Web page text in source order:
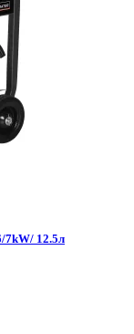
7kW/ 12.5л